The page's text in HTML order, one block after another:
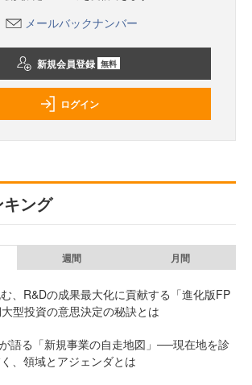
メールバックナンバー
新規会員登録 無料
ログイン
ング
週間 月間
、R&Dの成果最大化に貢献する「進化版FP
型投資の意思決定の秘訣とは
語る「新規事業の自走地図」──現在地を診
、領域とアジェンダとは